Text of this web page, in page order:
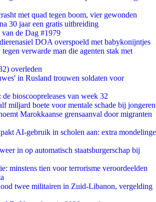
met quad tegen boom, vier gewonden
30 jaar een gratis uitbreiding
van de Dag #1979
DOA overspoeld met babykonijntjes
verwarde man die agenten stak met
overleden
in Rusland trouwen soldaten voor
bioscoopreleases van week 32
miljard boete voor mentale schade bij jongeren
Marokkaanse grensaanval door migranten
AI-gebruik in scholen aan: extra mondelinge
in op automatisch staatsburgerschap bij
minstens tien voor terrorisme veroordeelden
twee militairen in Zuid-Libanon, vergelding